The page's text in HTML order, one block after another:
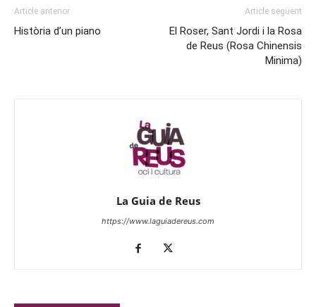
Article anterior
Història d’un piano
Article següent
El Roser, Sant Jordi i la Rosa
de Reus (Rosa Chinensis
Minima)
La Guia de Reus
https://www.laguiadereus.com